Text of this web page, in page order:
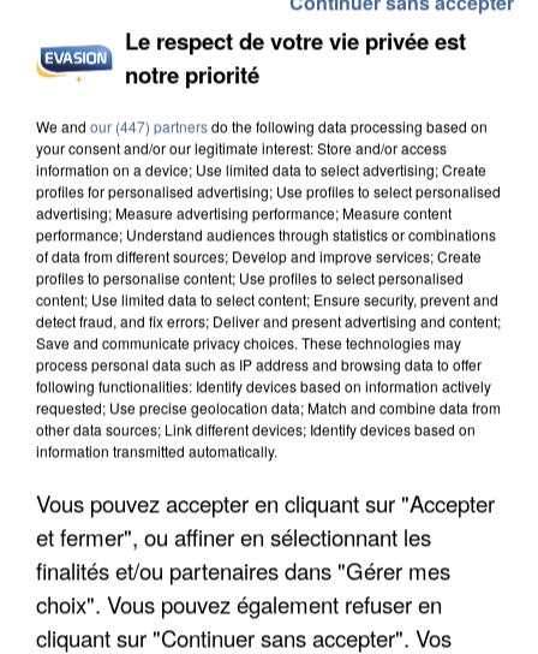
INCENDIES : L’ÎLE-DE-FRANCE LANCE UN ÉLAN
DE SOLIDARITÉ AVEC LES...
APRÈS TOUTES CES CANICULES, LES REFUGES
DE FAUNE SAUVAGE SONT...
Le respect de votre vie privée est
notre priorité
We and our (447) partnersdo the following data processing based on
your consent and/or our legitimate interest: Store and/or access
information on a device; Use limited data to select advertising; Create
profiles for personalised advertising; Use profiles to select personalised
advertising; Measure advertising performance; Measure content
performance; Understand audiences through statistics or combinations
of data from different sources; Develop and improve services; Create
profiles to personalise content; Use profiles to select personalised
content; Use limited data to select content; Ensure security, prevent and
detect fraud, and fix errors; Deliver and present advertising and content;
Save and communicate privacy choices. These technologies may
process personal data such as IP address and browsing data to offer
following functionalities: Identify devices based on information actively
requested; Use precise geolocation data; Match and combine data from
other data sources; Link different devices; Identify devices based on
information transmitted automatically.
Vous pouvez accepter en cliquant sur "Accepter
et fermer", ou affiner en sélectionnant les
finalités et/ou partenaires dans "Gérer mes
choix". Vous pouvez également refuser en
cliquant sur "Continuer sans accepter". Vos